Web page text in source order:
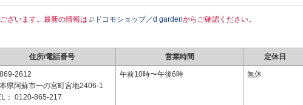
ざいます。最新の情報は ドコモショップ／d gardenからご確認ください。
住所/電話番号 営業時間 定休日
2612
県阿蘇市一の宮町宮地2406-1
： 0120-865-217
午前10時〜午後6時 無休